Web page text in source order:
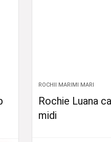
ROCHII MARIMI MARI
Rochie Luana
midi